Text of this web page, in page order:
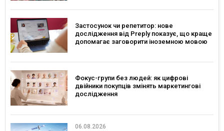
Застосунок чи репетитор: нове
дослідження від Preply показує, що краще
допомагає заговорити іноземною мовою
Фокус-групи без людей: як цифрові
двійники покупців змінять маркетингові
дослідження
06.08.2026